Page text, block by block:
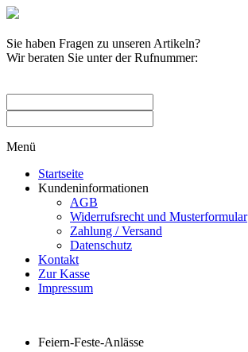
Sie haben Fragen zu unseren Artikeln?
Wir beraten Sie unter der Rufnummer:
Menü
Startseite
Kundeninformationen
AGB
Widerrufsrecht und Musterformular
Zahlung / Versand
Datenschutz
Kontakt
Zur Kasse
Impressum
Feiern-Feste-Anlässe